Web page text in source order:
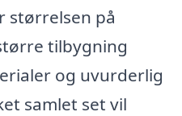
størrelsen på
tilbygning
og uvurderlig
samlet set vil